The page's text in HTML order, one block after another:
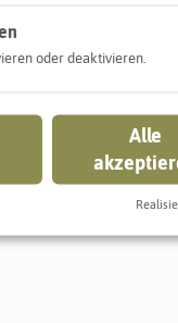
von
oder deaktivieren.
Alle